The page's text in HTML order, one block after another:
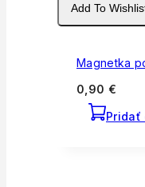
Add To
Magnetka
0,90 €
Pridať